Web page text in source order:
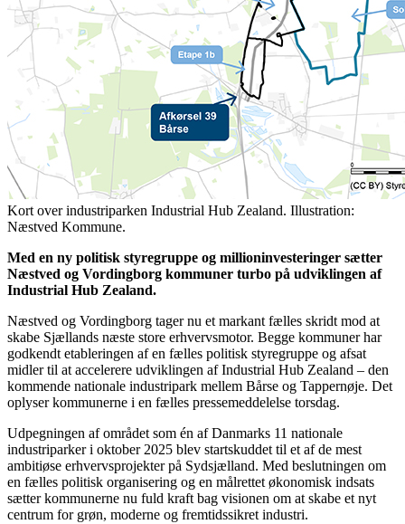
Kort over industriparken Industrial Hub Zealand. Illustration:
Næstved Kommune.
Med en ny politisk styregruppe og millioninvesteringer sætter
Næstved og Vordingborg kommuner turbo på udviklingen af
Industrial Hub Zealand.
Næstved og Vordingborg tager nu et markant fælles skridt mod at
skabe Sjællands næste store erhvervsmotor. Begge kommuner har
godkendt etableringen af en fælles politisk styregruppe og afsat
midler til at accelerere udviklingen af Industrial Hub Zealand – den
kommende nationale industripark mellem Bårse og Tappernøje. Det
oplyser kommunerne i en fælles pressemeddelelse torsdag.
Udpegningen af området som én af Danmarks 11 nationale
industriparker i oktober 2025 blev startskuddet til et af de mest
ambitiøse erhvervsprojekter på Sydsjælland. Med beslutningen om
en fælles politisk organisering og en målrettet økonomisk indsats
sætter kommunerne nu fuld kraft bag visionen om at skabe et nyt
centrum for grøn, moderne og fremtidssikret industri.